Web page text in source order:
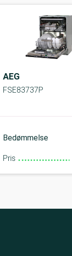
AEG
FSE83737P
Bedømmelse
Pris